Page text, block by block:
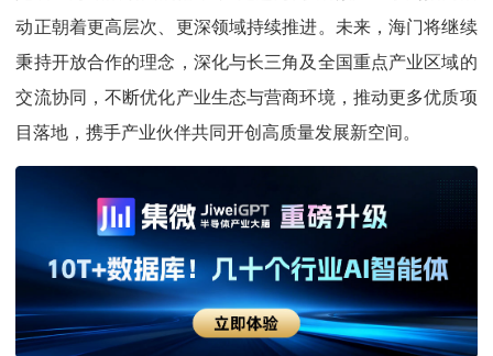
动正朝着更高层次、更深领域持续推进。未来，海门将继续
秉持开放合作的理念，深化与长三角及全国重点产业区域的
交流协同，不断优化产业生态与营商环境，推动更多优质项
目落地，携手产业伙伴共同开创高质量发展新空间。